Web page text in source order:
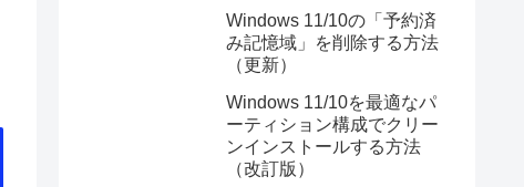
Windows 11/10の「予約済
み記憶域」を削除する方法
（更新）
Windows 11/10を最適なパ
ーティション構成でクリー
ンインストールする方法
（改訂版）